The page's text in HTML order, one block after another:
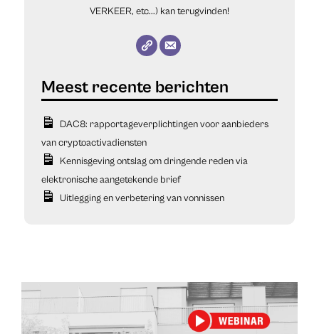
VERKEER, etc...) kan terugvinden!
DAC8: rapportageverplichtingen voor aanbieders
van cryptoactivadiensten
Kennisgeving ontslag om dringende reden via
elektronische aangetekende brief
Uitlegging en verbetering van vonnissen